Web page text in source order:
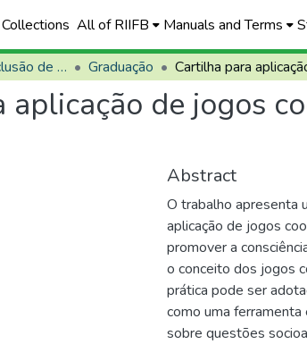
All of RIIFB Manuals and Terms
Trabalhos de Conclusão de Curso (TCCs) Graduação
aplicação de jogos
Abstract
O trabalho apresenta
aplicação de jogos
promover a
o conceito dos jogos
prática pode ser
como uma ferramenta
sobre questões